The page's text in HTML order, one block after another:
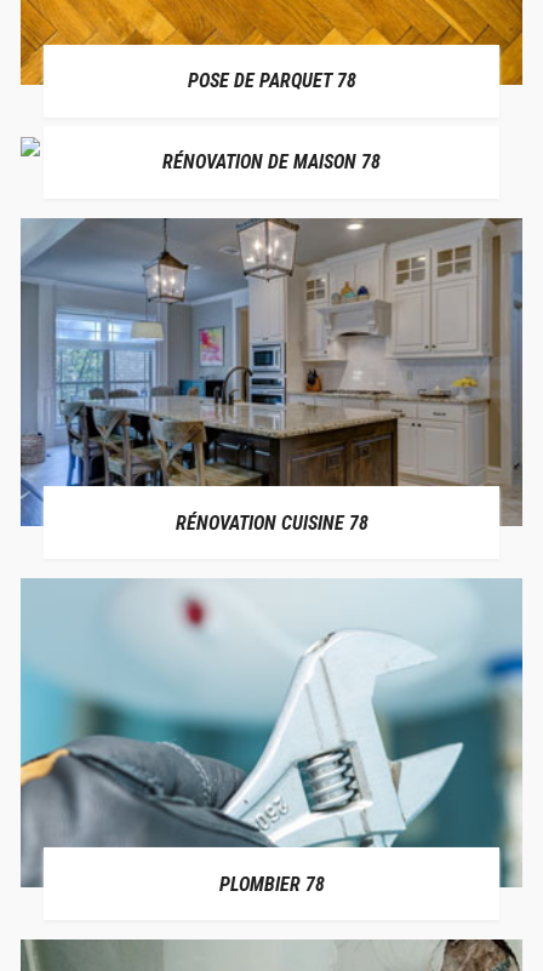
POSE DE PARQUET 78
RÉNOVATION DE MAISON 78
RÉNOVATION CUISINE 78
PLOMBIER 78